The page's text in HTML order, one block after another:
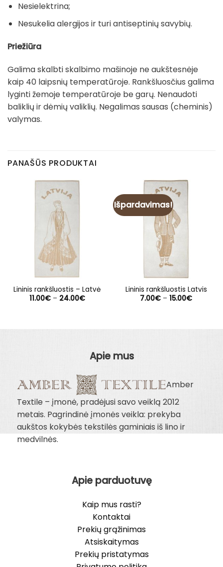
Nesielektrina;
Nesukelia alergijos ir turi antiseptinių savybių.
Priežiūra
Galima skalbti skalbimo mašinoje ne aukštesnėje
kaip 40 laipsnių temperatūroje. Rankšluosčius galima
lyginti žemoje temperatūroje be garų. Nenaudoti
baliklių ir dėmių valiklių. Negalimas sausas (cheminis)
valymas.
PANAŠŪS PRODUKTAI
Lininis rankšluostis – Latvė
11.00€ – 24.00€Price
Išpardavimas!
Lininis rankšluostis Latvis
7.00€ – 15.00€Price
Apie mus
Amber
Textile – įmonė, pradėjusi savo veiklą 2012
metais. Pagrindinė įmonės veikla: prekyba
aukštos kokybės tekstilės gaminiais iš lino ir
medvilnės.
Apie parduotuvę
Kaip mus rasti?
Kontaktai
Prekių grąžinimas
Atsiskaitymas
Prekių pristatymas